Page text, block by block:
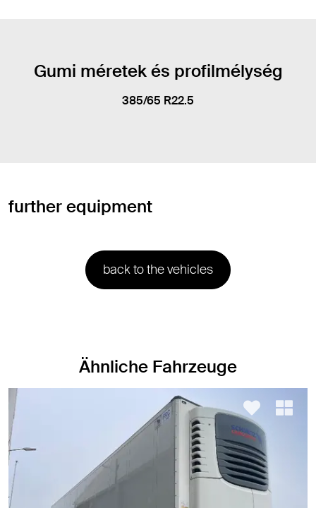
Gumi méretek és profilmélység
385/65 R22.5
further equipment
back to the vehicles
Ähnliche Fahrzeuge